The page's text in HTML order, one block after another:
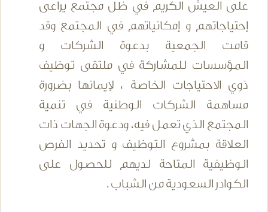
على العيش الكريم في ظل مجتمع يراعى
إحتياجاتهم و إمكانياتهم في المجتمع وقد
قامت الجمعية بدعوة الشركات و
المؤسسات للمشاركة في ملتقى توظيف
ذوي الاحتياجات الخاصة ، لإيمانها بضرورة
مساهمة الشركات الوطنية في تنمية
المجتمع الذي تعمل فيه، ودعوة الجهات ذات
العلاقة بمشروع التوظيف و تحديد الفرص
الوظيفية المتاحة لديهم للحصول على
الكوادر السعودية من الشباب .